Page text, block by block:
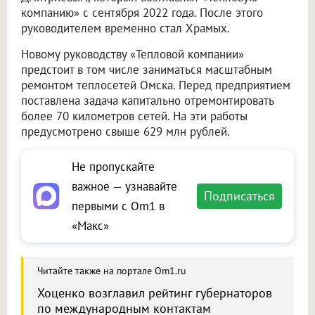
компанию» с сентября 2022 года. После этого
руководителем временно стал Храмых.
Новому руководству «Тепловой компании»
предстоит в том числе заниматься масштабным
ремонтом теплосетей Омска. Перед предприятием
поставлена задача капитально отремонтировать
более 70 километров сетей. На эти работы
предусмотрено свыше 629 млн рублей.
Не пропускайте
важное — узнавайте
первыми с Om1 в
«Макс»
Подписаться
Читайте также на портале Om1.ru
Хоценко возглавил рейтинг губернаторов
по международным контактам